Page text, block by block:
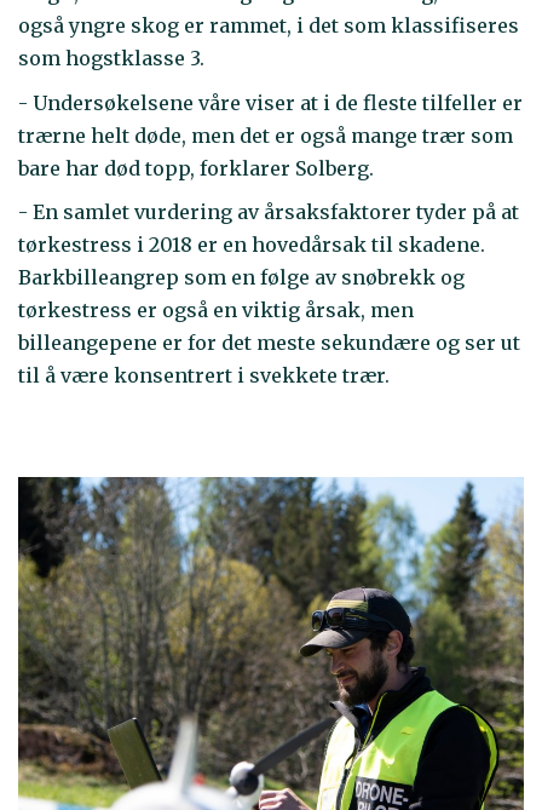
også yngre skog er rammet, i det som klassifiseres
som hogstklasse 3.
- Undersøkelsene våre viser at i de fleste tilfeller er
trærne helt døde, men det er også mange trær som
bare har død topp, forklarer Solberg.
- En samlet vurdering av årsaksfaktorer tyder på at
tørkestress i 2018 er en hovedårsak til skadene.
Barkbilleangrep som en følge av snøbrekk og
tørkestress er også en viktig årsak, men
billeangepene er for det meste sekundære og ser ut
til å være konsentrert i svekkete trær.